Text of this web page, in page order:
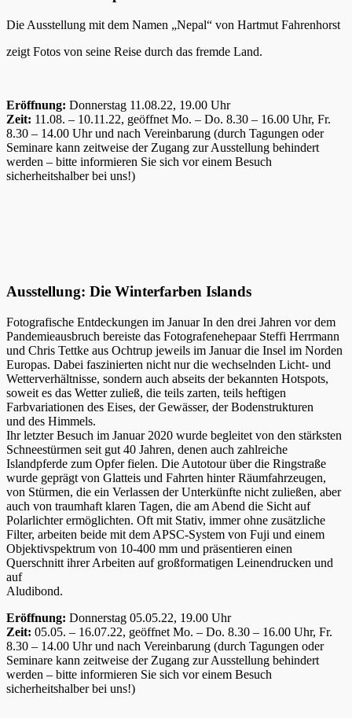
Die Ausstellung mit dem Namen „Nepal“ von Hartmut Fahrenhorst
zeigt Fotos von seine Reise durch das fremde Land.
Eröffnung: Donnerstag 11.08.22, 19.00 Uhr
Zeit: 11.08. – 10.11.22, geöffnet Mo. – Do. 8.30 – 16.00 Uhr, Fr.
8.30 – 14.00 Uhr und nach Vereinbarung (durch Tagungen oder
Seminare kann zeitweise der Zugang zur Ausstellung behindert
werden – bitte informieren Sie sich vor einem Besuch
sicherheitshalber bei uns!)
Ausstellung: Die Winterfarben Islands
Fotografische Entdeckungen im Januar In den drei Jahren vor dem
Pandemieausbruch bereiste das Fotografenehepaar Steffi Herrmann
und Chris Tettke aus Ochtrup jeweils im Januar die Insel im Norden
Europas. Dabei faszinierten nicht nur die wechselnden Licht- und
Wetterverhältnisse, sondern auch abseits der bekannten Hotspots,
soweit es das Wetter zuließ, die teils zarten, teils heftigen
Farbvariationen des Eises, der Gewässer, der Bodenstrukturen
und des Himmels.
Ihr letzter Besuch im Januar 2020 wurde begleitet von den stärksten
Schneestürmen seit gut 40 Jahren, denen auch zahlreiche
Islandpferde zum Opfer fielen. Die Autotour über die Ringstraße
wurde geprägt von Glatteis und Fahrten hinter Räumfahrzeugen,
von Stürmen, die ein Verlassen der Unterkünfte nicht zuließen, aber
auch von traumhaft klaren Tagen, die am Abend die Sicht auf
Polarlichter ermöglichten. Oft mit Stativ, immer ohne zusätzliche
Filter, arbeiten beide mit dem APSC-System von Fuji und einem
Objektivspektrum von 10-400 mm und präsentieren einen
Querschnitt ihrer Arbeiten auf großformatigen Leinendrucken und
auf
Aludibond.
Eröffnung: Donnerstag 05.05.22, 19.00 Uhr
Zeit: 05.05. – 16.07.22, geöffnet Mo. – Do. 8.30 – 16.00 Uhr, Fr.
8.30 – 14.00 Uhr und nach Vereinbarung (durch Tagungen oder
Seminare kann zeitweise der Zugang zur Ausstellung behindert
werden – bitte informieren Sie sich vor einem Besuch
sicherheitshalber bei uns!)